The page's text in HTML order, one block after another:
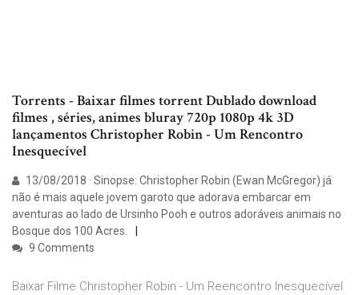
Torrents - Baixar filmes torrent Dublado download
filmes , séries, animes bluray 720p 1080p 4k 3D
lançamentos Christopher Robin - Um Rencontro
Inesquecível
13/08/2018 · Sinopse: Christopher Robin (Ewan McGregor) já
não é mais aquele jovem garoto que adorava embarcar em
aventuras ao lado de Ursinho Pooh e outros adoráveis animais no
Bosque dos 100 Acres.
9 Comments
Baixar Filme Christopher Robin - Um Reencontro Inesquecível